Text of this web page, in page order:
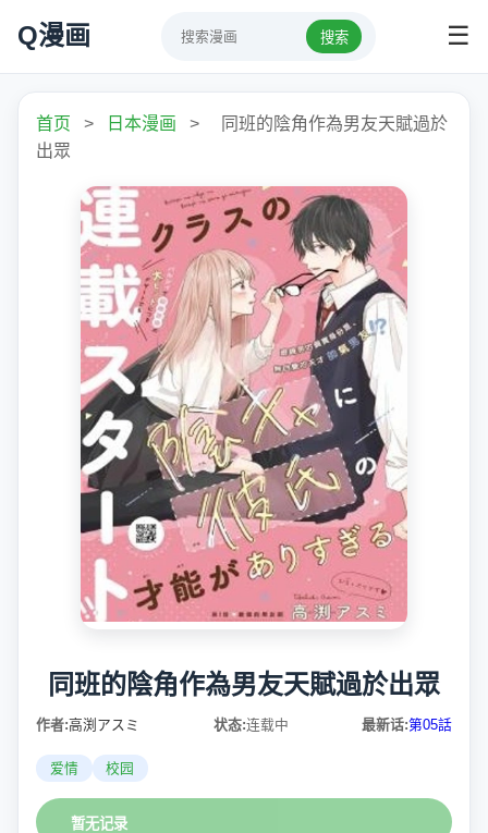
Q漫画 搜索 ☰
首页 > 日本漫画 >
同班的陰角作為男友天賦過於
出眾
同班的陰角作為男友天賦過於出眾
作者:高渕アスミ 状态:连载中 最新话:第05話
爱情 校园
暂无记录